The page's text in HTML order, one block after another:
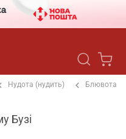
Нудота (нудить) Блювота
Бузі